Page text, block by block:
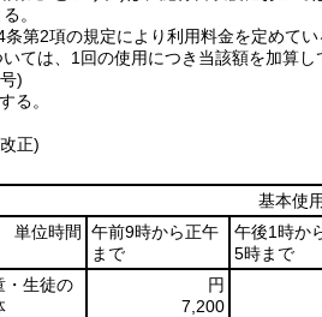
。
第2項の規定により利用料金を定めて
ては、1回の使用につき当該額を加算し
)
る。
正)
基本使
単位時間
午前9時から正午
まで
午後1時か
5時まで
・生徒の
円
7,200